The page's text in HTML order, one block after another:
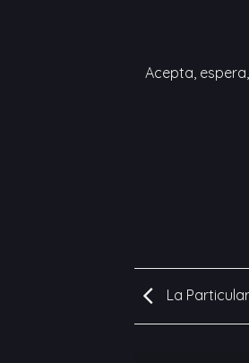
Acepta,
La